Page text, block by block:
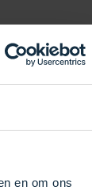
en om ons